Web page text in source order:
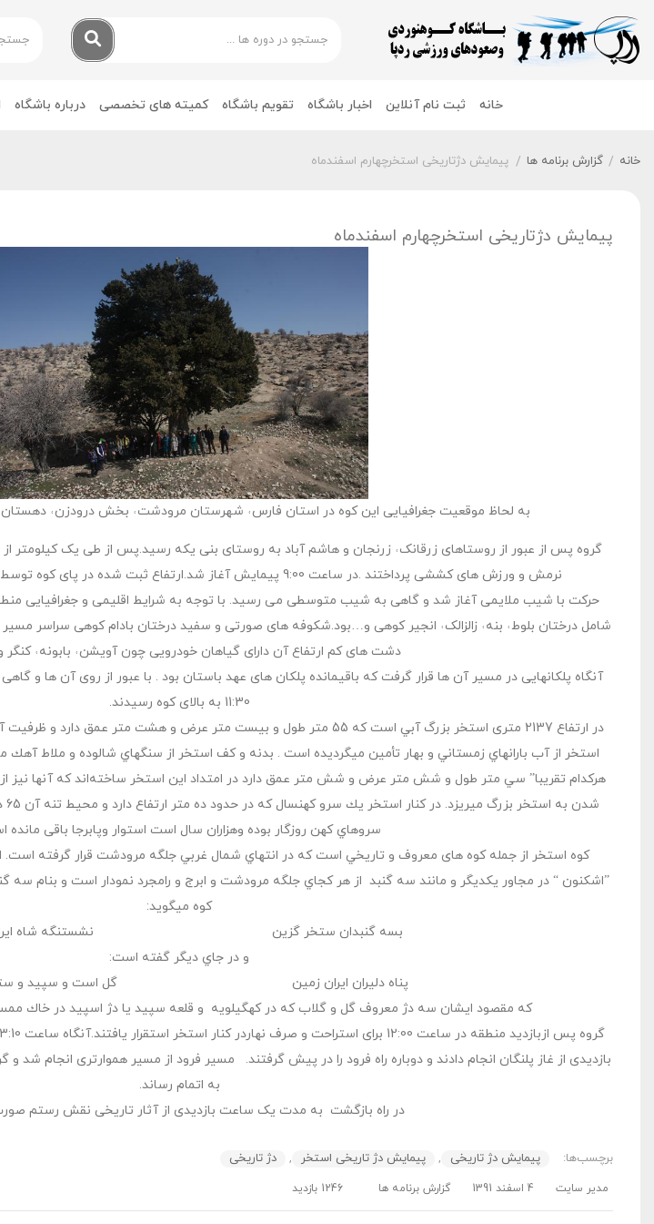
خانه ثبت نام آنلاین اخبار باشگاه تقویم باشگاه کمیته های تخصصی درباره باشگاه
خانه / گزارش برنامه ها / پیمایش دژتاریخی استخرچهارم اسفندماه
پیمایش دژتاریخی استخرچهارم اسفندماه
به لحاظ موقعیت جغرافیایی این کوه در استان فارس‏‏˓ شهرستان مرودشت˓ بخش درودزن˓ دهستان
گروه پس از عبور از روستاهای زرقانک˓ زرنجان و هاشم آباد به روستای بنی یکه رسید.پس از طی یک کیلومتر
نرمش و ورزش های کششی پرداختند .در ساعت 9:00 پیمایش آغاز شد.ارتفاع ثبت شده در پای کوه توسط جی پی اس 1618 متر از سطح دریا بود.
حرکت با شیب ملایمی آغاز شد و گاهی به شیب متوسطی می رسید. با توجه به شرایط اقلیمی و جغرافیایی
شامل درختان بلوط˓ بنه˓ زالزالک˓ انجیر کوهی و…بود.شکوفه های صورتی و سفید درختان بادام کوهی سراسر
دشت های کم ارتفاع آن دارای گیاهان خودرویی چون آویشن˓ بابونه˓ کنگر
آنگاه پلکانهایی در مسیر آن ها قرار گرفت که باقیمانده پلکان های عهد باستان بود . با عبور از روی آن ها و
11:30 به بالای کوه رسیدند.
در ارتفاع 2137 متری استخر بزرگ آبي است كه 55 متر طول و بيست متر عرض و هشت
استخر از آب بارانهاي زمستاني و بهار تأمين ميگرديده است . بدنه و كف استخر از سنگهاي شالوده و ملاط
هركدام تقريبا” سي متر طول و شش متر عرض و شش متر عمق دارد در امتداد اين استخر ساخته‌اند كه آنها
سروهاي كهن روزگار بوده وهزاران سال است استوار وپابرجا باقی مانده
کوه استخر از جمله کوه های معروف و تاريخي است كه در انتهاي شمال غربي جلگه مرودشت قرار گرفته است.
”اشكنون “ در مجاور يكديگر و مانند سه گنبد از هر كجاي جلگه مرودشت و ابرج و رامجرد نمودار است و بنام سه
كوه ميگويد:
بسه گنبدان ستخر گزين نشستنگه شاه ايران
و در جاي ديگر گفته است:
پناه دليران ايران زمين گل است و سپيد و
كه مقصود ایشان سه دژ معروف گل و گلاب كه در كهگيلويه و قلعه سپيد يا دژ اسپيد در خاك
به اتمام رساند.
در راه بازگشت به مدت یک ساعت بازدیدی از آثار تاریخی نقش رستم
برچسب‌ها: پیمایش دژ تاریخی , پیمایش دژ تاریخی استخر , دژ تاریخی
مدیر سایت 4 اسفند 1391 گزارش برنامه ها 1246 بازدید